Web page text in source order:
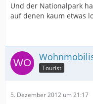
Und der Nationalpark
auf denen kaum etwas
Tourist
5. Dezember 2012 um 21:17